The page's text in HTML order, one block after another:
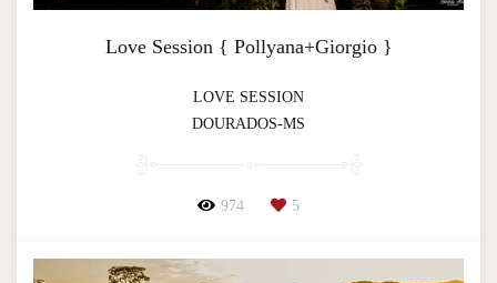
Love Session { Pollyana+Giorgio }
LOVE SESSION
DOURADOS-MS
974 5